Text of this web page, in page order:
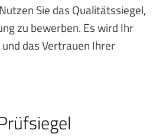
Sie das Qualitätssiegel,
zu bewerben. Es wird Ihr
das Vertrauen Ihrer